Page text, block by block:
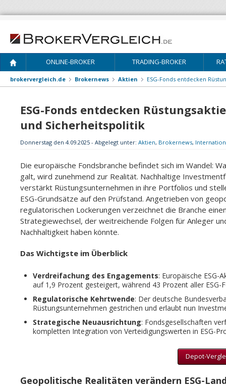
ONLINE-BROKER TRADING-BROKER
brokervergleich.de Brokernews Aktien ESG-Fonds entdecken
ESG-Fonds entdecken
und Sicherheitspolitik
Donnerstag den 4.09.2025 - Abgelegt unter: Aktien, Brokernews,
Die europäische Fondsbranche befindet sich im Wandel:
galt, wird zunehmend zur Realität. Nachhaltige
verstärkt Rüstungsunternehmen in ihre Portfolios und
ESG-Grundsätze auf den Prüfstand. Angetrieben von
regulatorischen Lockerungen verzeichnet die Branche
Strategiewechsel, der weitreichende Folgen für Anleger
Nachhaltigkeit haben könnte.
Das Wichtigste im Überblick
Verdreifachung des Engagements: Europäische ESG-
auf 1,9 Prozent gesteigert, während 43 Prozent aller
Regulatorische Kehrtwende: Der deutsche
Rüstungsunternehmen gestrichen und erlaubt nun
Strategische Neuausrichtung: Fondsgesellschaften
kompletten Integration von Verteidigungswerten in ESG-
Depot-
Geopolitische Realitäten verändern ESG-